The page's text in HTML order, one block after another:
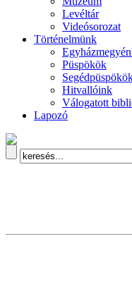
Levéltár
Videósorozat
Történelmünk
Püspökök
Hitvallóink
Válogatott
Lapozó